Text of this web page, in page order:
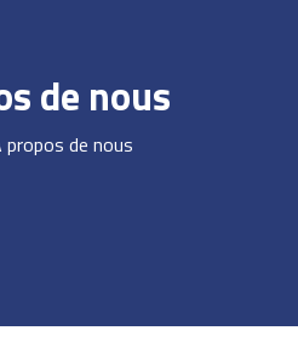
de nous
propos de nous